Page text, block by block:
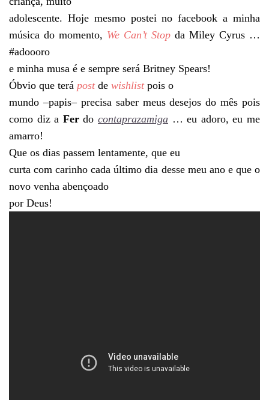
adolescente. Hoje mesmo postei no facebook a minha
música do momento, We Can’t Stop da Miley Cyrus …
#adoooro
e minha musa é e sempre será Britney Spears!
Óbvio que terá postde wishlistpois o
mundo –papis– precisa saber meus desejos do mês pois
como diz a Ferdocontaprazamiga … eu adoro, eu me
amarro!
Que os dias passem lentamente, que eu
curta com carinho cada último dia desse meu ano e que o
novo venha abençoado
por Deus!